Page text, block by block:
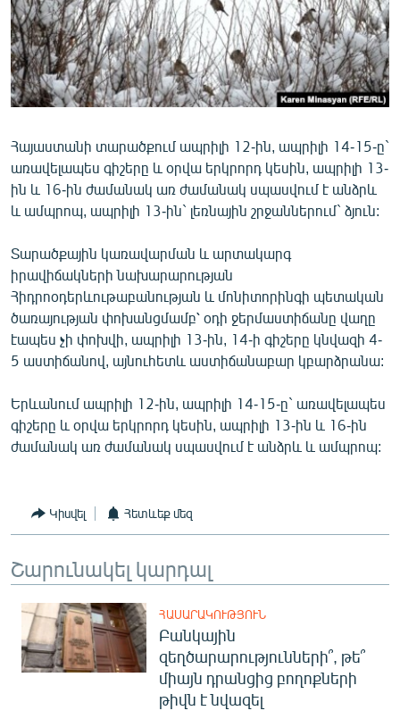
ՄԻՋԱԶԳԱՅԻՆ
ՄՇԱԿՈՒՅԹ
ՍՊՈՐՏ
ՄԵԿՆԱԲԱՆՈՒԹՅՈՒՆ
ՏՏ ԵՒ ԻՆՏԵՐՆԵՏ
ԿՈՐՈՆԱՎԻՐՈՒՍ
ԱՐԽԻՎ
ԲԱՆԱՎԵՃ
ՁԳՏԵԼՈՎ ԼԱՎԱԳՈՒՅՆԻՆ
ՓՈԴՔԱՍԹ
English
Русский
«Ազատության» բոլոր կայքերը
Հայաստանի տարածքում ապրիլի 12-ին, ապրիլի 14-15-ը`
առավելապես գիշերը և օրվա երկրորդ կեսին, ապրիլի 13-
ին և 16-ին ժամանակ առ ժամանակ սպասվում է անձրև
և ամպրոպ, ապրիլի 13-ին` լեռնային շրջաններում` ձյուն:
Տարածքային կառավարման և արտակարգ
իրավիճակների նախարարության
Հիդրոօդերևութաբանության և մոնիտորինգի պետական
ծառայության փոխանցմամբ՝ օդի ջերմաստիճանը վաղը
էապես չի փոխվի, ապրիլի 13-ին, 14-ի գիշերը կնվազի 4-
5 աստիճանով, այնուհետև աստիճանաբար կբարձրանա:
Երևանում ապրիլի 12-ին, ապրիլի 14-15-ը` առավելապես
գիշերը և օրվա երկրորդ կեսին, ապրիլի 13-ին և 16-ին
ժամանակ առ ժամանակ սպասվում է անձրև և ամպրոպ:
Կիսվել Հետևեք մեզ
Շարունակել կարդալ
ՀԱՍԱՐԱԿՈՒԹՅՈՒՆ
Բանկային
զեղծարարությունների՞, թե՞
միայն դրանցից բողոքների
թիվն է նվազել